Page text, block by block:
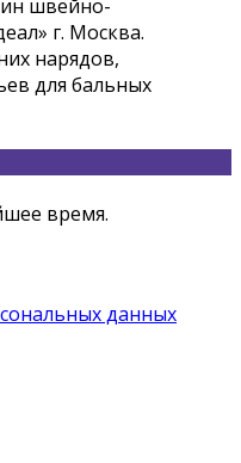
швейно-
г. Москва.
нарядов,
для бальных
время.
данных